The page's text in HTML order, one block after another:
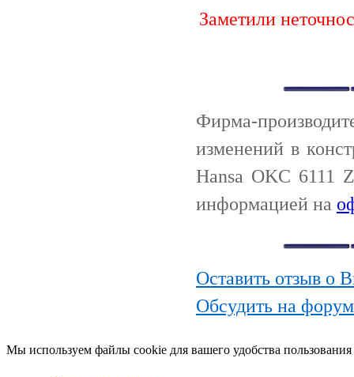
Заметили
Фирма-
изменений в
Hansa OKC 6111
информацией на
Оставить отзыв о
Обсудить на
Мы используем файлы cookie для вашего удобства